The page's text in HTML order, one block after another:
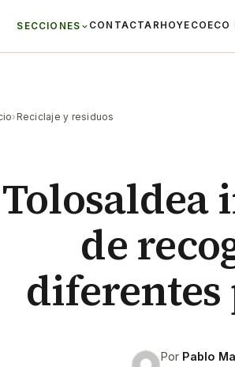
SECCIONES CONTACTAR HOYECO ECO
› Reciclaje y residuos
Tolosaldea
de
diferentes
Por Pablo